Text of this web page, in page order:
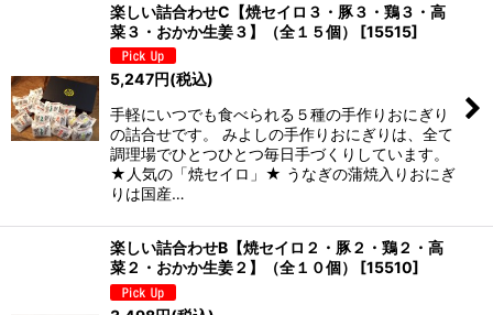
楽しい詰合わせC【焼セイロ３・豚３・鶏３・高
菜３・おかか生姜３】（全１５個）
[15515]
5,247円(税込)
手軽にいつでも食べられる５種の手作りおにぎり
の詰合せです。 みよしの手作りおにぎりは、全て
調理場でひとつひとつ毎日手づくりしています。
★人気の「焼セイロ」★ うなぎの蒲焼入りおにぎ
りは国産…
楽しい詰合わせB【焼セイロ２・豚２・鶏２・高
菜２・おかか生姜２】（全１０個）
[15510]